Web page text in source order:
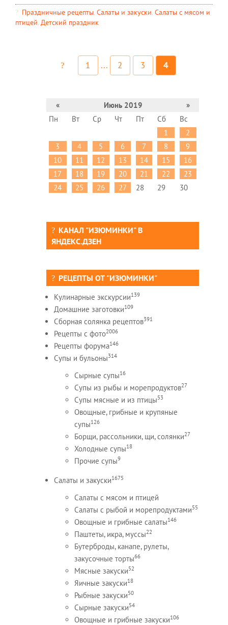
Праздничные рецепты, Салаты и закуски, Салаты с мясом и
птицей, Детский праздник
1 ... 2 3 4
« Июнь 2019
»
Пн
Вт Ср Чт Пт Сб
Вс
1
2
3
4 5 6 7 8
9
10
11 12 13 14 15
16
17
18 19 20 21 22
23
24
25 26 27 28 29 30
КАНАЛ "ИЗЮМИНКИ" В
ЯНДЕКС.ДЗЕН
РЕЦЕПТЫ ОТ "ИЗЮМИНКИ"
Кулинарные экскурсии139
Домашние заготовки109
Сборная солянка рецептов391
Рецепты c фото2006
Рецепты форума146
Супы и бульоны314
Сырные супы16
Супы из рыбы и морепродуктов27
Супы мясные и из птицы53
Овощные, грибные и крупяные
супы126
Борщи, рассольники, щи, солянки27
Холодные супы18
Прочие супы9
Салаты и закуски1675
Салаты с мясом и птицей
Салаты с рыбой и морепродуктами55
Овощные и грибные салаты146
Паштеты, икра, муссы22
Бутерброды, канапе, рулеты,
закусочные торты66
Мясные закуски52
Яичные закуски18
Рыбные закуски50
Сырные закуски54
Овощные и грибные закуски106